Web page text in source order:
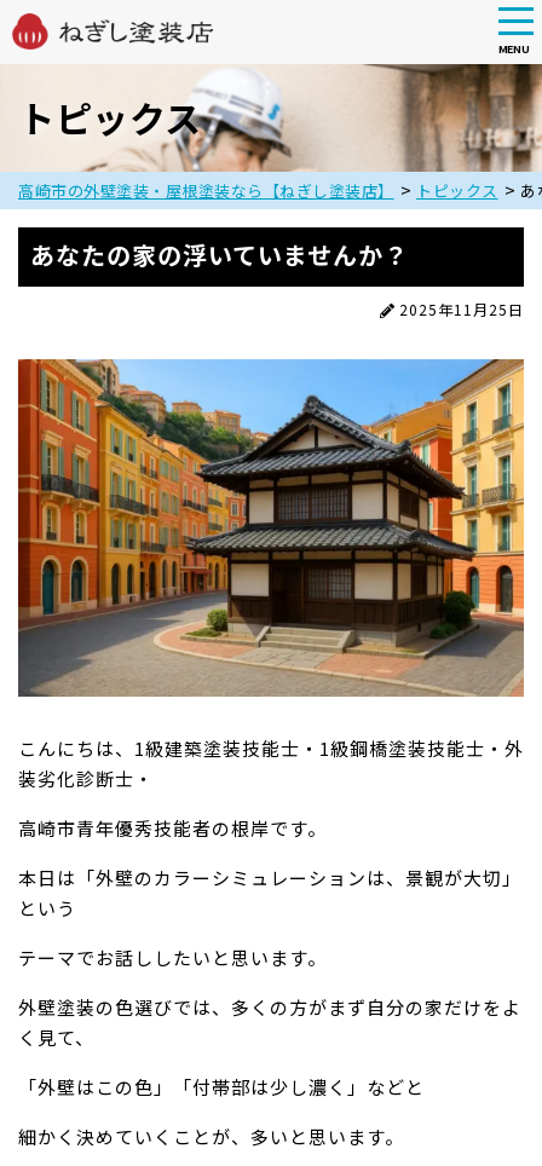
main
MENU
トピックス
高崎市の外壁塗装・屋根塗装なら【ねぎし塗装店】 > トピックス > あ
あなたの家の浮いていませんか？
2025年11月25日
こんにちは、1級建築塗装技能士・1級鋼橋塗装技能士・外
装劣化診断士・
高崎市青年優秀技能者の根岸です。
本日は「外壁のカラーシミュレーションは、景観が大切」
という
テーマでお話ししたいと思います。
外壁塗装の色選びでは、多くの方がまず自分の家だけをよ
く見て、
「外壁はこの色」「付帯部は少し濃く」などと
細かく決めていくことが、多いと思います。